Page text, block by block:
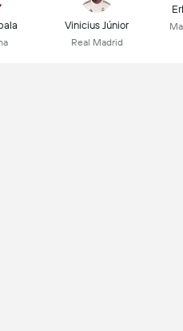
Vinicius Júnior
Real Madrid